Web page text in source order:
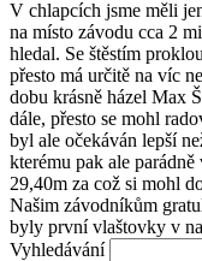
V chlapcích jsme měli
na místo závodu cca 2
hledal. Se štěstím
přesto má určitě na víc
dobu krásně házel Max
dále, přesto se mohl
byl ale očekáván lepší
kterému pak ale
29,40m za což si mohl
Našim závodníkům
byly první vlaštovky v
Vyhledávání